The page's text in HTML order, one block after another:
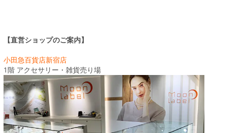
【直営ショップのご案内】
小田急百貨店新宿店
1階 アクセサリー・雑貨売り場